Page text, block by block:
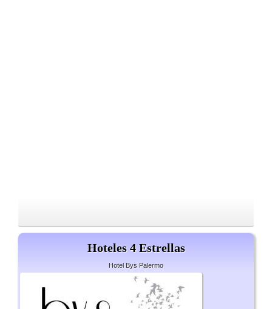
Hoteles 4 Estrellas
Hotel Bys Palermo